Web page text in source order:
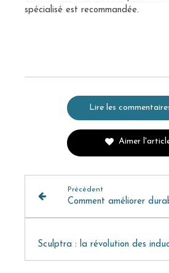
spécialisé est recommandée.
Lire les
Aimer
Précédent